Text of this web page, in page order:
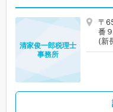
〒
番
(新
清家俊一郎税理士
事務所